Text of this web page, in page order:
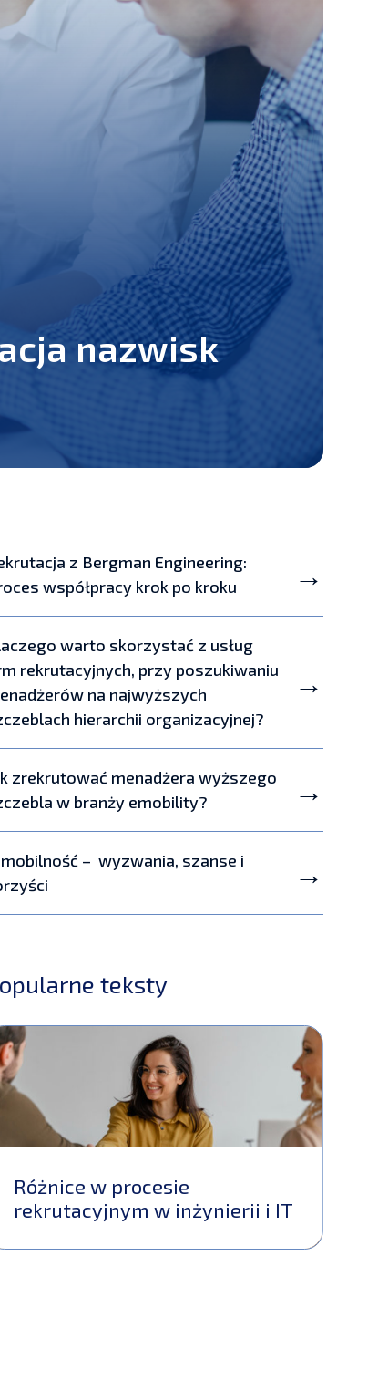
nazwisk
z Bergman Engineering:
współpracy krok po kroku
warto skorzystać z usług
rekrutacyjnych, przy poszukiwaniu
na najwyższych
hierarchii organizacyjnej?
zrekrutować menadżera wyższego
w branży emobility?
– wyzwania, szanse i
teksty
Różnice w procesie
rekrutacyjnym w inżynierii i IT